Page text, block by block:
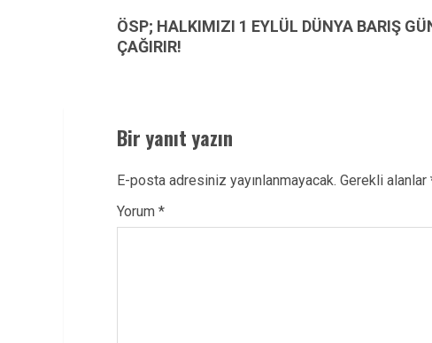
Next
post:
ÖSP; HALKIMIZI 1 EYLÜL DÜNYA BARIŞ
ÇAĞIRIR!
Bir yanıt yazın
E-posta adresiniz yayınlanmayacak. Gerekli alanlar
Yorum *